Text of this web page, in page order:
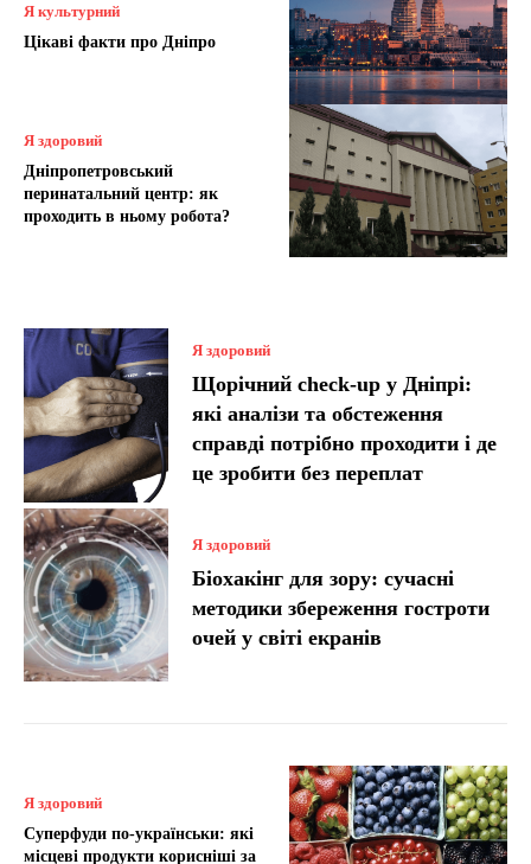
Я культурний
Цікаві факти про Дніпро
Я здоровий
Дніпропетровський
перинатальний центр: як
проходить в ньому робота?
Я здоровий
Щорічний check-up у Дніпрі:
які аналізи та обстеження
справді потрібно проходити і де
це зробити без переплат
Я здоровий
Біохакінг для зору: сучасні
методики збереження гостроти
очей у світі екранів
Я здоровий
Суперфуди по-українськи: які
місцеві продукти корисніші за